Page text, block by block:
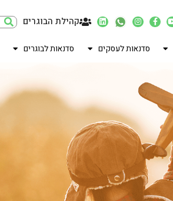
קהילת הבוגרים
סדנאות לעסקים סדנאות לבוגרים